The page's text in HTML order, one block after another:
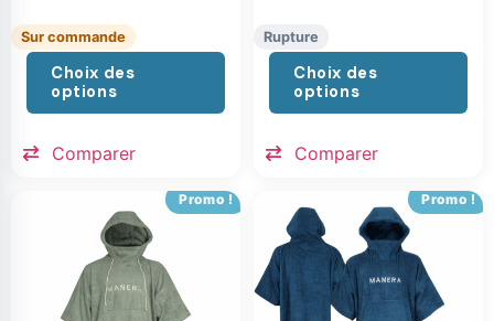
Sur commande
Choix des
options
Comparer
Rupture
Choix des
options
Comparer
Promo ! Promo !